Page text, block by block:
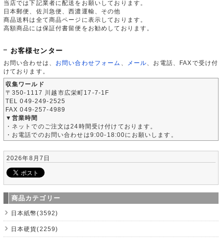
当店では下記業者に配送をお願いしております。
日本郵便、佐川急便、西濃運輸、その他
商品送料は全て商品ページに表示しております。
高額商品には保証付書留便をお勧めしております。
お客様センター
お問い合わせは、 お問い合わせフォーム メール 、お電話、FAXで受け付
けております。
収集ワールド
〒350-1117 川越市広栄町17-7-1F
TEL 049-249-2525
FAX 049-257-4989
▼営業時間
・ネットでのご注文は24時間受け付けております。
・お電話でのお問い合わせは9:00-18:00にお願いします。
2026年8月7日
商品カテゴリー
日本紙幣(3592)
日本硬貨(2259)